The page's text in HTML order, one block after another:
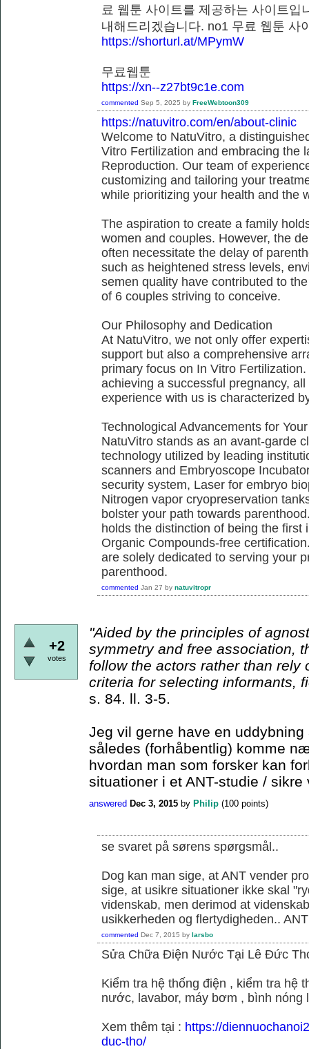
료 웹툰 사이트를 제공하는 사이트
내해드리겠습니다. no1 무료 웹툰
https://shorturl.at/MPymW
무료웹툰
https://xn--z27bt9c1e.com
commented Sep 5, 2025 by FreeWebtoon309
https://natuvitro.com/en/about-clinic
Welcome to NatuVitro, a
Vitro Fertilization and embracing the
Reproduction. Our team of
customizing and tailoring your
while prioritizing your health and the
The aspiration to create a family
women and couples. However, the
often necessitate the delay of
such as heightened stress levels,
semen quality have contributed to
of 6 couples striving to conceive.
Our Philosophy and Dedication
At NatuVitro, we not only offer
support but also a comprehensive
primary focus on In Vitro
achieving a successful pregnancy,
experience with us is characterized
Technological Advancements for
NatuVitro stands as an avant-garde
technology utilized by leading
scanners and Embryoscope
security system, Laser for embryo
Nitrogen vapor cryopreservation
bolster your path towards
holds the distinction of being the
Organic Compounds-free
are solely dedicated to serving your
parenthood.
commented Jan 27 by natuvitropr
+2
votes
"Aided by the principles of
symmetry and free association,
follow the actors rather than rely
criteria for selecting informants,
s. 84. ll. 3-5.
Jeg vil gerne have en
således (forhåbentlig) komme
hvordan man som forsker kan
situationer i et ANT-studie /
answered Dec 3, 2015 by Philip (100 points)
se svaret på sørens spørgsmål..
Dog kan man sige, at ANT vender
sige, at usikre situationer ikke skal
videnskab, men derimod at
usikkerheden og flertydigheden..
commented Dec 7, 2015 by larsbo
Sửa Chữa Điện Nước Tại Lê Đức
Kiểm tra hệ thống điện , kiểm tra hệ
nước, lavabor, máy bơm , bình nóng
Xem thêm tại : https://
duc-tho/